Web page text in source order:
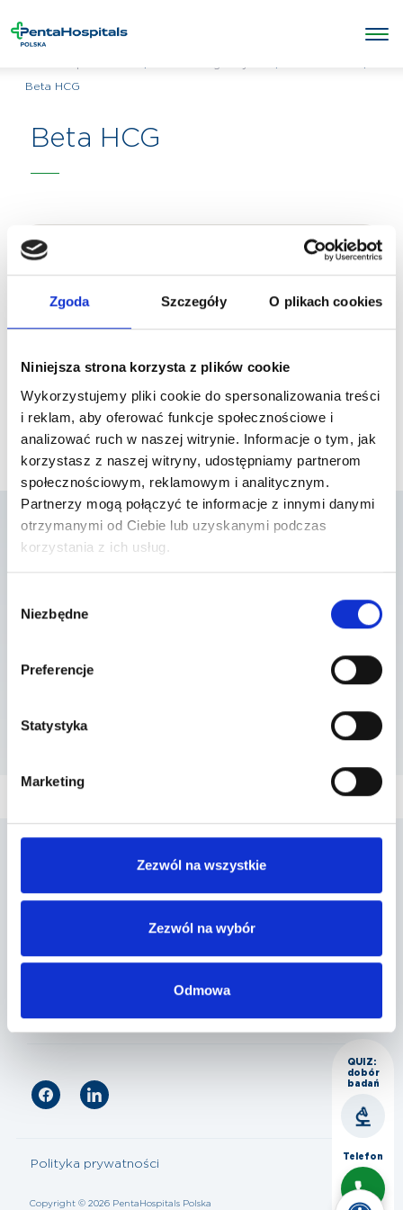
Zgoda Szczegóły O plikach cookies
Niniejsza strona korzysta z plików cookie
Wykorzystujemy pliki cookie do spersonalizowania treści
i reklam, aby oferować funkcje społecznościowe i
analizować ruch w naszej witrynie. Informacje o tym, jak
korzystasz z naszej witryny, udostępniamy partnerom
społecznościowym, reklamowym i analitycznym.
Partnerzy mogą połączyć te informacje z innymi danymi
otrzymanymi od Ciebie lub uzyskanymi podczas
korzystania z ich usług.
zgody
Niezbędne
Preferencje
Statystyka
Marketing
Zezwól na wszystkie
Zezwól na wybór
Odmowa
Beta HCG
Beta HCG
Lista placówek w
których usługa jest
Szpital Piaseczno
Penta Hospitals Polska
Copyright © 2026 PentaHospitals Polska
Polityka prywatności
QUIZ:
dobór
badań
Telefon